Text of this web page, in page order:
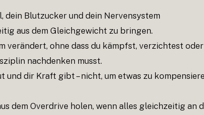
dein Blutzucker und dein Nervensystem
aus dem Gleichgewicht zu bringen.
verändert, ohne dass du kämpfst, verzichtest oder
nachdenken musst.
dir Kraft gibt – nicht, um etwas zu
dem Overdrive holen, wenn alles gleichzeitig an